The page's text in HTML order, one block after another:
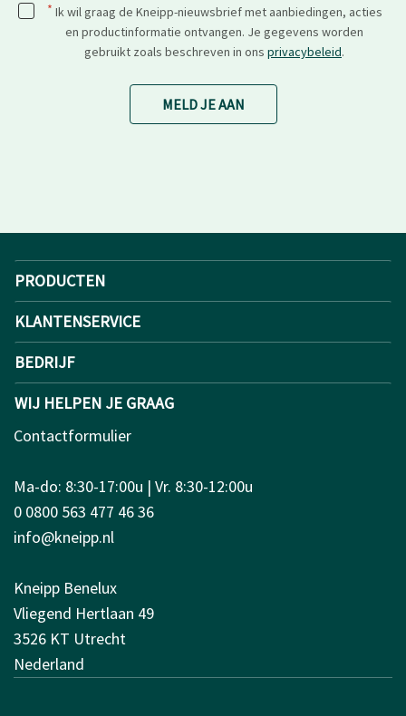
* Ik wil graag de Kneipp-nieuwsbrief met aanbiedingen, acties
en productinformatie ontvangen. Je gegevens worden
gebruikt zoals beschreven in ons privacybeleid.
MELD JE AAN
PRODUCTEN
KLANTENSERVICE
BEDRIJF
WIJ HELPEN JE GRAAG
Contactformulier
Ma-do: 8:30-17:00u | Vr. 8:30-12:00u
0 0800 563 477 46 36
info@kneipp.nl
Kneipp Benelux
Vliegend Hertlaan 49
3526 KT Utrecht
Nederland